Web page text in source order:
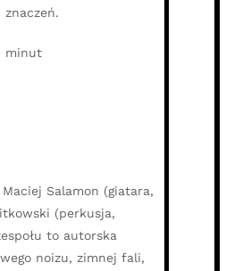
znaczeń.
minut
Salamon (giatara,
(perkusja,
to autorska
noizu, zimnej fali,